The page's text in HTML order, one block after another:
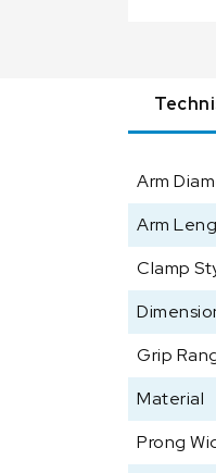
Arm
Arm
Clamp
Grip
Material
Prong